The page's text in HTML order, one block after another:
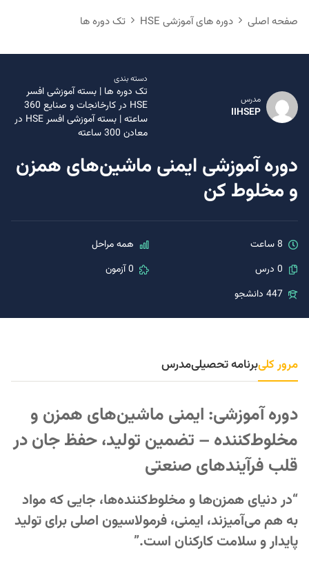
صفحه اصلی دوره های آموزشی HSE تک دوره ها
مدرس
IIHSEP
دسته بندی
تک دوره ها | بسته آموزشی افسر
HSE در کارخانجات و صنایع 360
ساعته|
بسته آموزشی افسر HSE در
معادن 300 ساعته
دوره آموزشی ایمنی ماشین‌های همزن
و مخلوط‌ کن
8 ساعت
همه مراحل
0 درس
0 آزمون
447 دانشجو
مرور کلیبرنامه تحصیلیمدرس
دوره آموزشی: ایمنی ماشین‌های همزن و
مخلوط‌کننده – تضمین تولید، حفظ جان در
قلب فرآیندهای صنعتی
“در دنیای همزن‌ها و مخلوط‌کننده‌ها، جایی که مواد
به هم می‌آمیزند، ایمنی، فرمولاسیون اصلی برای تولید
پایدار و سلامت کارکنان است.”